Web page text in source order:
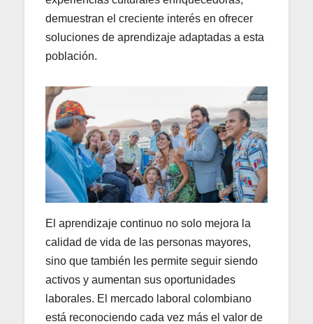
demuestran el creciente interés en ofrecer
soluciones de aprendizaje adaptadas a esta
población.
El aprendizaje continuo no solo mejora la
calidad de vida de las personas mayores,
sino que también les permite seguir siendo
activos y aumentan sus oportunidades
laborales. El mercado laboral colombiano
está reconociendo cada vez más el valor de